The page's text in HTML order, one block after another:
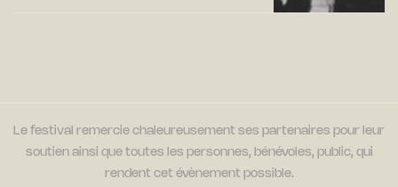
Le festival remercie chaleureusement ses partenaires pour leur
soutien ainsi que toutes les personnes, bénévoles, public, qui
rendent cet évènement possible.